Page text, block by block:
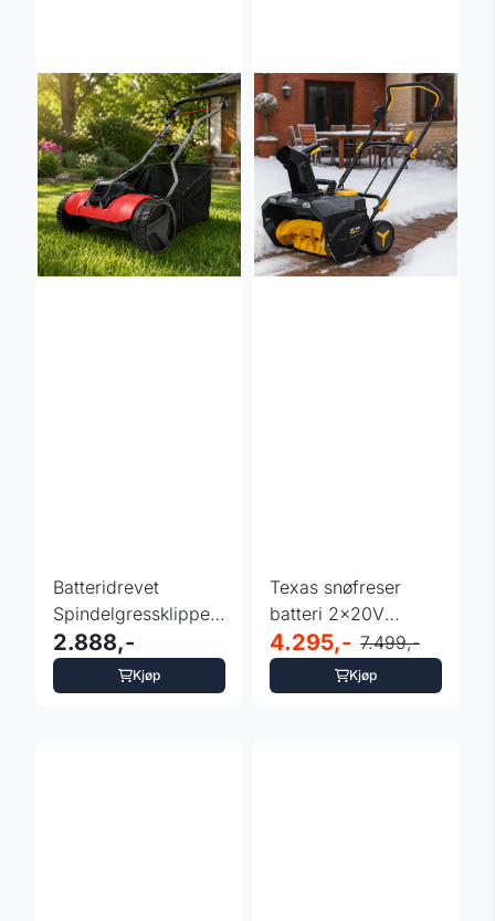
Batteridrevet
Spindelgressklipper
38 cm - Einhell
2.888,-
Kjøp
Texas snøfreser
batteri 2x20V
SBX2020 med 2
batterier og ...
4.295,- 7.499,-
Kjøp